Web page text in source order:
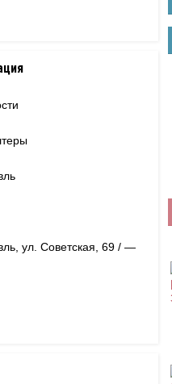
ул. Советская, 69 / —